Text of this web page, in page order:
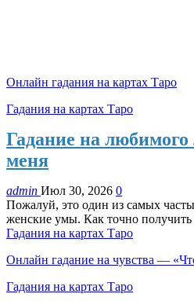
Онлайн гадания на картах Таро
Гадания на картах Таро
Гадание на
меня
admin Июл 30, 2026 0
Пожалуй, это один из самых
женские умы. Как точно
Гадания на картах Таро
Онлайн гадание на чувства —
Гадания на картах Таро